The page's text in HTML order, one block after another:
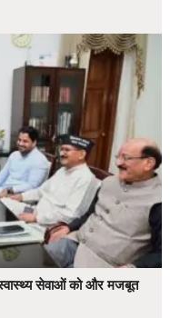
सेवाओं को और मजबूत